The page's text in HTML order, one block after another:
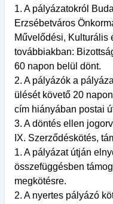
1. A pályázatokról
Erzsébetváros
Művelődési, Kulturális
továbbiakban:
60 napon belül dönt.
2. A pályázók a
ülését követő 20
cím hiányában postai
3. A döntés ellen
IX. Szerződéskötés,
1. A pályázat útján
összefüggésben
megkötésre.
2. A nyertes pályázó